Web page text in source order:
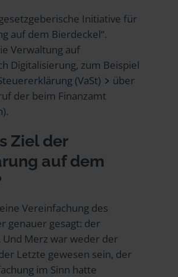
Initiative für
auf dem Bierdeckel“.
Verwaltung auf
Digitalisierung, zum Beispiel
(VaSt)
über
der beim Finanzamt
Ziel der
auf dem
Vereinfachung des
genauer gesagt: der
Merz war weder der
Letzte gewesen sein, der
im Sinn hatte